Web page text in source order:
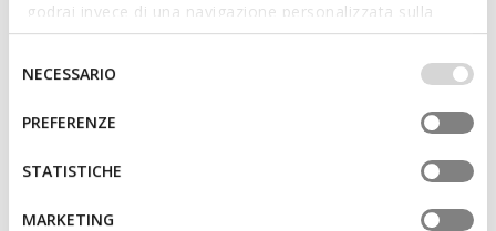
godrai invece di una navigazione personalizzata sulla
base dei tuoi gusti ed interessi. Selezionando
IMPOSTAZIONI potrai anche scegliere quali cookies ed
altri strumenti di tracciamento autorizzare. Per maggiori
informazioni o per modificare in qualsiasi momento le
tue impostazioni, visita la nostra
del
consenso
NECESSARIO
PREFERENZE
STATISTICHE
MARKETING